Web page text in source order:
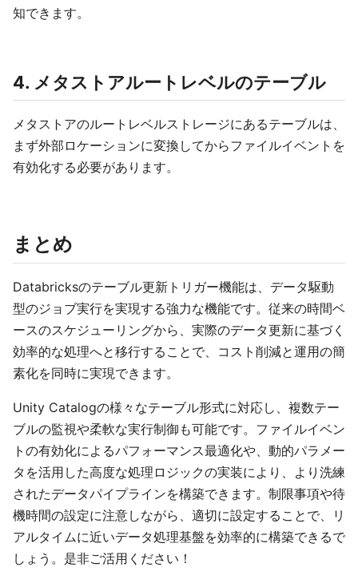
知できます。
4. メタストアルートレベルのテーブル
メタストアのルートレベルストレージにあるテーブルは、
まず外部ロケーションに変換してからファイルイベントを
有効化する必要があります。
まとめ
Databricksのテーブル更新トリガー機能は、データ駆動
型のジョブ実行を実現する強力な機能です。従来の時間ベ
ースのスケジューリングから、実際のデータ更新に基づく
効率的な処理へと移行することで、コスト削減と運用の簡
素化を同時に実現できます。
Unity Catalogの様々なテーブル形式に対応し、複数テー
ブルの監視や柔軟な実行制御も可能です。ファイルイベン
トの有効化によるパフォーマンス最適化や、動的パラメー
タを活用した高度な処理ロジックの実装により、より洗練
されたデータパイプラインを構築できます。制限事項や待
機時間の設定に注意しながら、適切に設定することで、リ
アルタイムに近いデータ処理基盤を効率的に構築できるで
しょう。是非ご活用ください！